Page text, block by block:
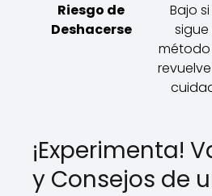
Riesgo de
Deshacerse
Bajo
sigue
método
¡Experimenta!
y Consejos de